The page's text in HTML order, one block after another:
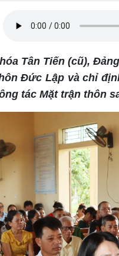
Tân Tiến (cũ),
Đức Lập và chỉ
tác Mặt trận thôn